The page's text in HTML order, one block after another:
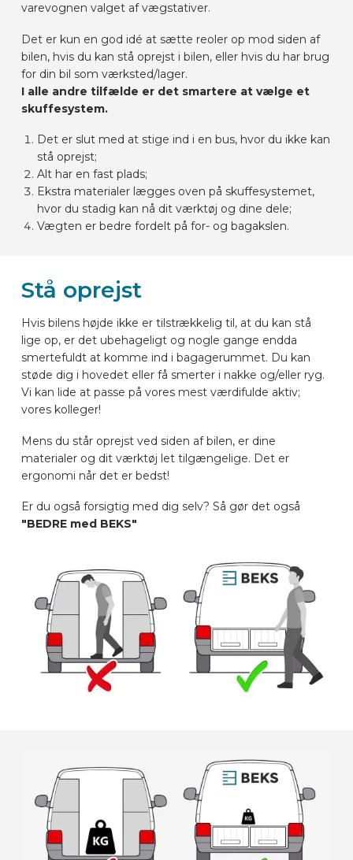
varevognen valget af vægstativer.
Det er kun en god idé at sætte reoler op mod siden af
bilen, hvis du kan stå oprejst i bilen, eller hvis du har brug
for din bil som værksted/lager.
I alle andre tilfælde er det smartere at vælge et
skuffesystem.
Det er slut med at stige ind i en bus, hvor du ikke kan
stå oprejst;
Alt har en fast plads;
Ekstra materialer lægges oven på skuffesystemet,
hvor du stadig kan nå dit værktøj og dine dele;
Vægten er bedre fordelt på for- og bagakslen.
Stå oprejst
Hvis bilens højde ikke er tilstrækkelig til, at du kan stå
lige op, er det ubehageligt og nogle gange endda
smertefuldt at komme ind i bagagerummet. Du kan
støde dig i hovedet eller få smerter i nakke og/eller ryg.
Vi kan lide at passe på vores mest værdifulde aktiv;
vores kolleger!
Mens du står oprejst ved siden af bilen, er dine
materialer og dit værktøj let tilgængelige. Det er
ergonomi når det er bedst!
Er du også forsigtig med dig selv? Så gør det også
"BEDRE med BEKS"